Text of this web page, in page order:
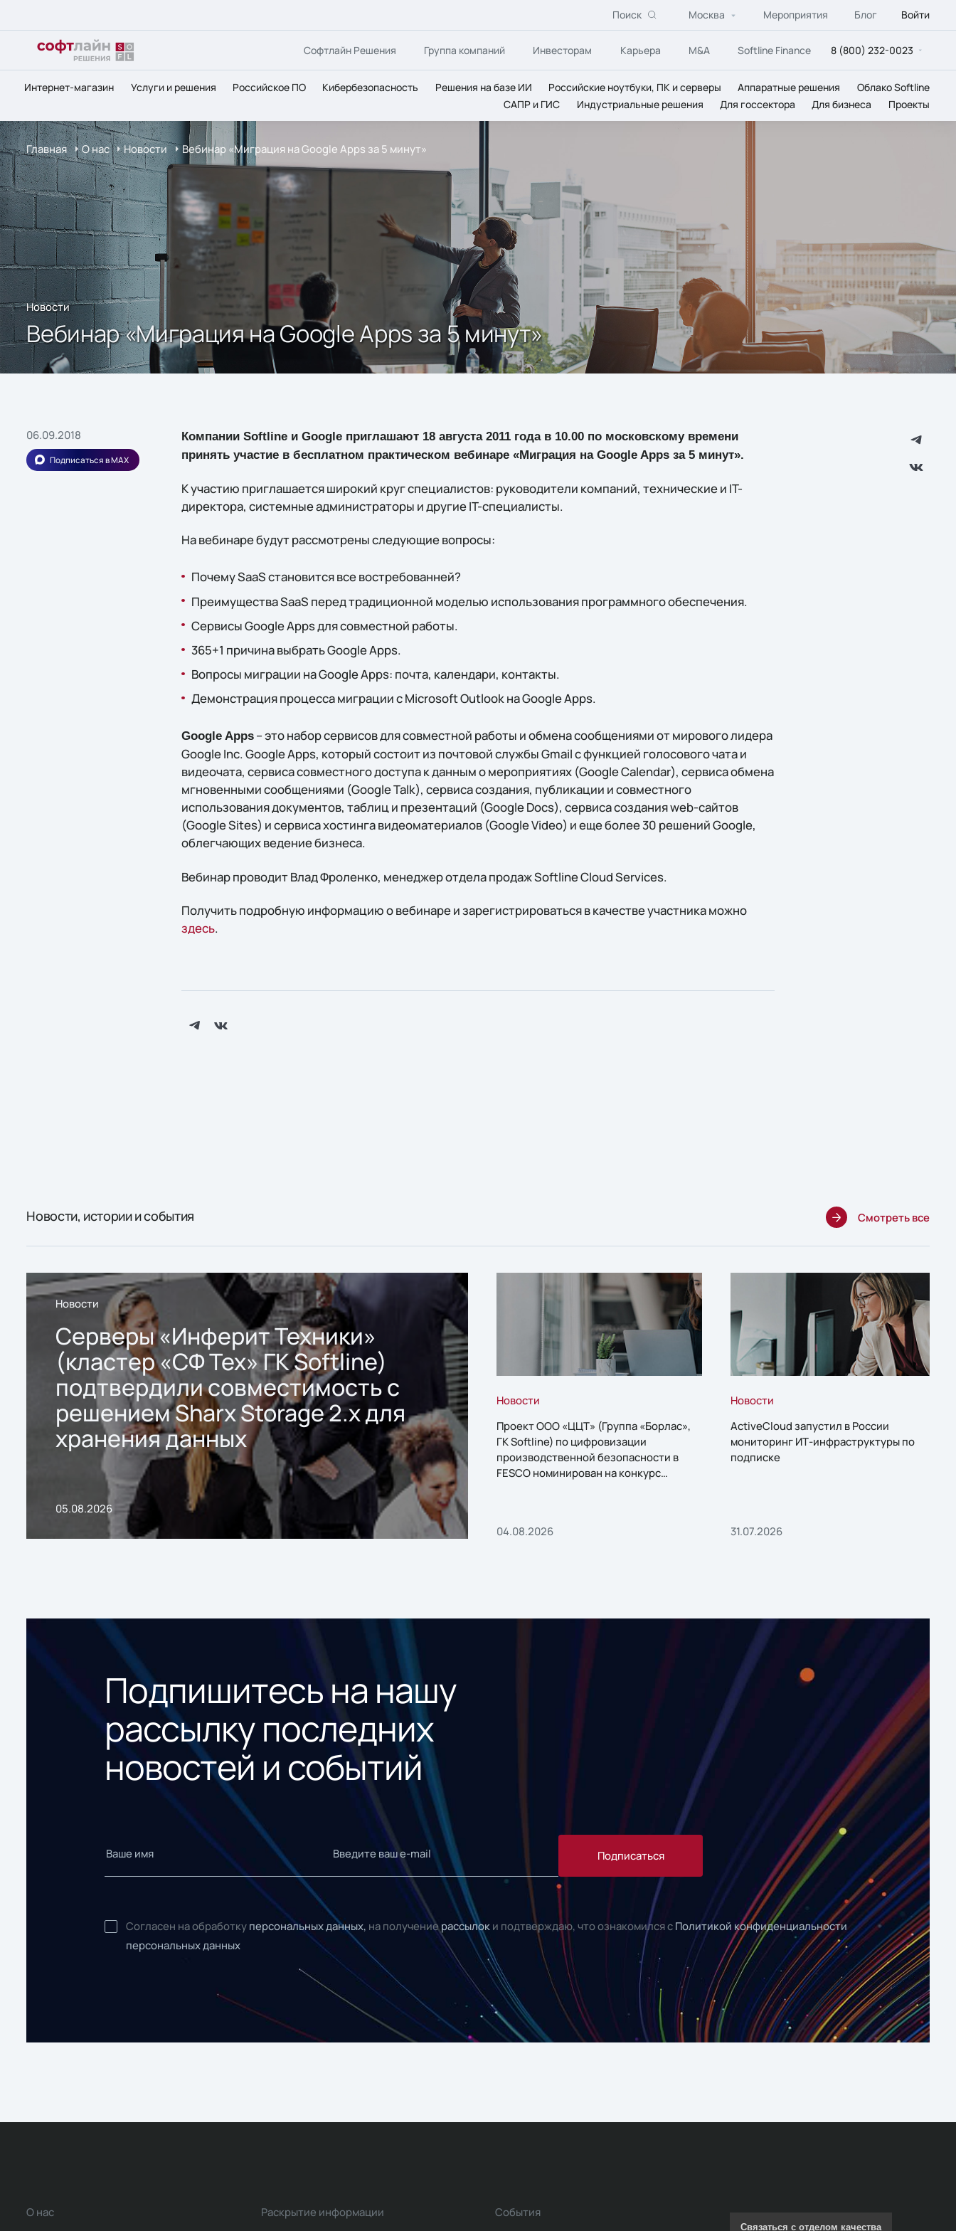
Поиск Москва Мероприятия Блог Войти
Софтлайн Решения Группа компаний Инвесторам Карьера M&A Softline Finance 8 (800) 232-0023
Интернет-магазин Услуги и решения Российское ПО Кибербезопасность Решения на базе ИИ Российские ноутбуки, ПК и серверы Аппаратные решения
Облако Softline
САПР и ГИС
Индустриальные решения Для госсектора Для бизнеса Проекты
Главная О нас Новости Вебинар «Миграция на Google Apps за 5 минут»
Новости
Вебинар «Миграция на Google Apps за 5 минут»
06.09.2018
Подписаться в MAX
Компании Softline и Google приглашают 18 августа 2011 года в 10.00 по московскому времени
принять участие в бесплатном практическом вебинаре «Миграция на Google Apps за 5 минут».
К участию приглашается широкий круг специалистов: руководители компаний, технические и IT-
директора, системные администраторы и другие IT-специалисты.
На вебинаре будут рассмотрены следующие вопросы:
Почему SaaS становится все востребованней?
Преимущества SaaS перед традиционной моделью использования программного обеспечения.
Сервисы Google Apps для совместной работы.
365+1 причина выбрать Google Apps.
Вопросы миграции на Google Apps: почта, календари, контакты.
Демонстрация процесса миграции с Microsoft Outlook на Google Apps.
Google Apps– это набор сервисов для совместной работы и обмена сообщениями от мирового лидера
Google Inc. Google Apps, который состоит из почтовой службы Gmail с функцией голосового чата и
видеочата, сервиса совместного доступа к данным о мероприятиях (Google Calendar), сервиса обмена
мгновенными сообщениями (Google Talk), сервиса создания, публикации и совместного
использования документов, таблиц и презентаций (Google Docs), сервиса создания web-сайтов
(Google Sites) и сервиса хостинга видеоматериалов (Google Video) и еще более 30 решений Google,
облегчающих ведение бизнеса.
Вебинар проводит Влад Фроленко, менеджер отдела продаж Softline Cloud Services.
Получить подробную информацию о вебинаре и зарегистрироваться в качестве участника можно
здесь.
Новости, истории и события Смотреть все
Новости
Серверы «Инферит Техники»
(кластер «СФ Тех» ГК Softline)
подтвердили совместимость с
решением Sharx Storage 2.x для
хранения данных
05.08.2026
Новости
Проект ООО «ЦЦТ» (Группа «Борлас»,
ГК Softline) по цифровизации
производственной безопасности в
FESCO номинирован на конкурс
04.08.2026
Новости
ActiveCloud запустил в России
мониторинг ИТ-инфраструктуры по
подписке
31.07.2026
Подпишитесь на нашу
рассылку последних
новостей и событий
Подписаться
Согласен на обработку персональных данных, на получениерассылок и подтверждаю, что ознакомился с Политикой конфиденциальности
персональных данных
О нас
Раскрытие информации
События
Связаться с отделом качества